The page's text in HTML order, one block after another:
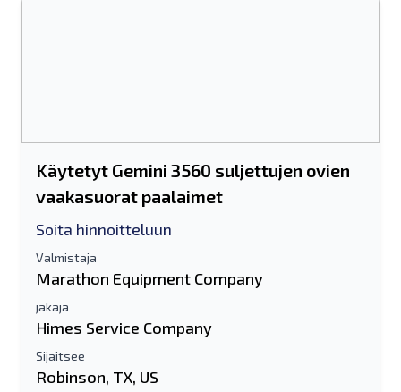
Käytetyt Gemini 3560 suljettujen ovien
vaakasuorat paalaimet
Soita hinnoitteluun
Valmistaja
Marathon Equipment Company
jakaja
Himes Service Company
Sijaitsee
Robinson, TX, US
Lähetä ystävälle